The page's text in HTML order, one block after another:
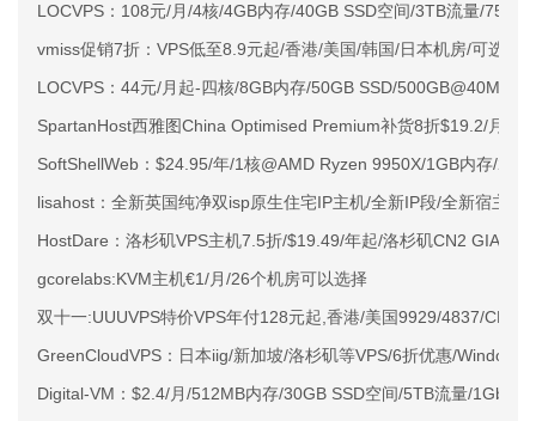
LOCVPS：108元/月/4核/4GB内存/40GB SSD空间/3TB流量/
vmiss促销7折：VPS低至8.9元起/香港/美国/韩国/日本机房/可选
LOCVPS：44元/月起-四核/8GB内存/50GB SSD/
SpartanHost西雅图China Optimised Premium补货8折$19.2/月起
SoftShellWeb：$24.95/年/1核@AMD Ryzen 9950X/1GB内存/
lisahost：全新英国纯净双isp原生住宅IP主机/全新IP段/全新宿主机
HostDare：洛杉矶VPS主机7.5折/$19.49/年起/洛杉矶CN2 GIA/日
gcorelabs:KVM主机€1/月/26个机房可以选择
双十一:UUUVPS特价VPS年付128元起,香港/美国9929/4837/CN2
GreenCloudVPS：日本iig/新加坡/洛杉矶等VPS/6折优惠/Windows
Digital-VM：$2.4/月/512MB内存/30GB SSD空间/5TB流量/1Gbps